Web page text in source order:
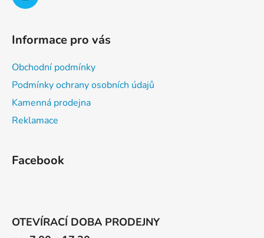
Informace pro vás
Obchodní podmínky
Podmínky ochrany osobních údajů
Kamenná prodejna
Reklamace
Facebook
OTEVÍRACÍ DOBA PRODEJNY